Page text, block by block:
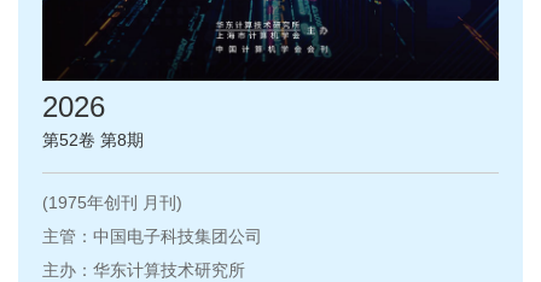
2026
第52卷 第8期
(1975年创刊 月刊)
主管：中国电子科技集团公司
主办：华东计算技术研究所